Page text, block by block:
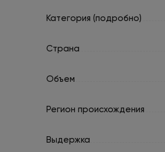
Категория (подробно)
Страна
Объем
Регион происхождения
Выдержка